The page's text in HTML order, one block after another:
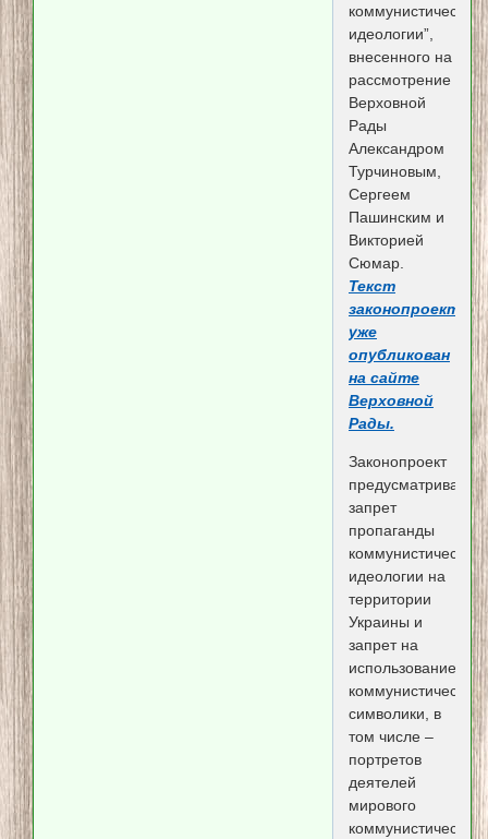
коммунистической
идеологии”,
внесенного на
рассмотрение
Верховной
Рады
Александром
Турчиновым,
Сергеем
Пашинским и
Викторией
Сюмар.
Текст
законопроекта
уже
опубликован
на сайте
Верховной
Рады.
Законопроект
предусматривает
запрет
пропаганды
коммунистической
идеологии на
территории
Украины и
запрет на
использование
коммунистической
символики, в
том числе –
портретов
деятелей
мирового
коммунистического